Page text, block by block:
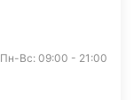
Пн-Вс: 09:00 - 21:00